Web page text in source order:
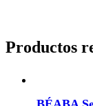
Productos